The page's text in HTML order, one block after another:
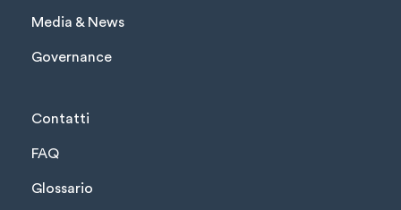
Media & News
Governance
Contatti
FAQ
Glossario